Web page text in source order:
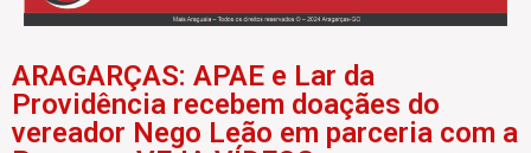
ARAGARÇAS: APAE e Lar da
Providência recebem doaçães do
vereador Nego Leão em parceria com a